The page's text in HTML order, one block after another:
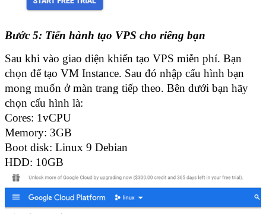
Bước 5: Tiến hành tạo VPS cho riêng bạn
Sau khi vào giao diện khiển tạo VPS miễn phí. Bạn
chọn để tạo VM Instance. Sau đó nhập cấu hình bạn
mong muốn ở màn trang tiếp theo. Bên dưới bạn hãy
chọn cấu hình là:
Cores: 1vCPU
Memory: 3GB
Boot disk: Linux 9 Debian
HDD: 10GB